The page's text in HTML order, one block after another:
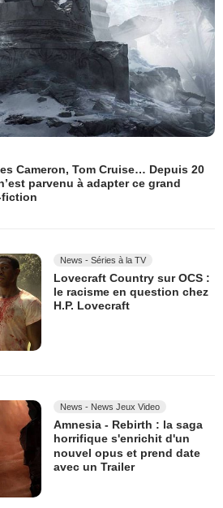
Cameron, Tom Cruise… Depuis 20
parvenu à adapter ce grand
fiction
News - Séries à la TV
Lovecraft Country sur OCS :
le racisme en question chez
H.P. Lovecraft
News - News Jeux Video
Amnesia - Rebirth : la saga
horrifique s'enrichit d'un
nouvel opus et prend date
avec un Trailer